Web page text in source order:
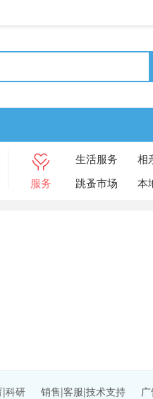
服务
生活服务
相
跳蚤市场
本
|科研 销售|客服|技术支持